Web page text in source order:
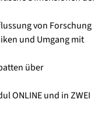
von Forschung
und Umgang mit
über
ONLINE und in ZWEI